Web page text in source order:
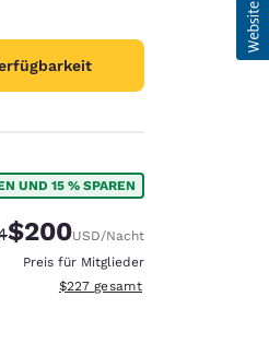
UND 15 % SPAREN
Preis:
Vergünstigter Preis:
$200USD/Nacht
Preis für Mitglieder
Geschätzte Gesamtdetails
$227 gesamt